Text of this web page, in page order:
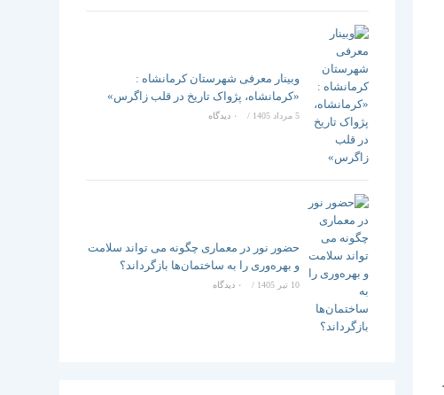
وبینار معرفی شهرستان کرمانشاه :
«کرمانشاه، پژواک تاریخ در قلب زاگرس»
5 مرداد 1405 / ۰ دیدگاه
حضور نور در معماری چگونه می تواند سلامت
و بهره‌وری را به ساختمان‌ها بازگرداند؟
10 تیر 1405 / ۰ دیدگاه